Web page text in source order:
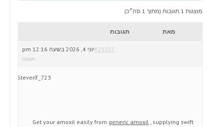
מוצגות 1 תגובות (מתוך 1 סה״כ)
מאת תגובות
יוני 4, 2026 בשעה 12:16 pm#29355
תגובה
StevenT_723
Get your amoxil easily from generic amoxil , supplying swift